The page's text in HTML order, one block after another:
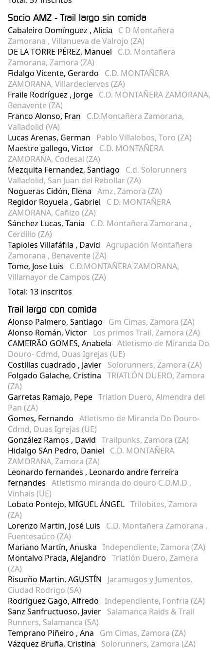
Socio AMZ - Trail largo sin comida
Cabaleiro Domínguez , Alicia C D Montañera
Zamorana , Villanueva de Valrojo (ZA)
DE LA TORRE PÉREZ, Manuel C.D. Montañera
Zamorana, Zamora (ZA)
Fidalgo Vicente, Gerardo C.D. MONTAÑERA
ZAMORANA, Villardeciervos (ZA)
Fraile Rodríguez , Jorge C.D. MONTAÑERA ZAMORANA,
Benavente (ZA)
Franco Alonso, Fran C.D.Montañera Zamorana,
Valladolid (VA)
Lucas Arenas, German Pablo Villalobos, Toro (ZA)
Maestre gallego, Victor C.D. MONTAÑERA
ZAMORANA, Codesal (ZA)
Mezquita Fernandez, Santiago C.d. Solorunners
Valladolid, San Juan del Rebollar (ZA)
Nogueras Cidón, Elena Amz, Zamora (ZA)
Regidor Royuela , Gabriel C D. MONTAÑERA
ZAMORANA, Cañizo (ZA)
Sánchez Lucas, Tania C.D. Montañera Zamorana ,
Cerdillo (ZA)
Tapioles Villafáfila , David Agrupación Montañera
Zamorana , Benavente (ZA)
Tome, Jose Luis C.D.MONTAÑERA ZAMORANA,
Villamayor de Campos (ZA)
Total: 13 inscritos
Trail largo con comida
Alonso Palmero, Santiago Gm Cimas, Zamora (ZA)
Alonso Román, Victor Los primos Trail, Zamora (ZA)
CAMEIRÃO GOMES, Anabela Atletismo de Miranda Do
Douro- Cdmd, Duas Igrejas (UE)
Costillas cuadrado , Javier Solorunners, Zamora (ZA)
Folgado Galache, Cristina TRIATLÓN DUERO, Zamora
(ZA)
Garretas Ramajo, Pepe Triatlon Duero, Almendra del
Pan (ZA)
Gomes, Fernando Atletismo de Miranda Do Douro-
Cdmd, Duas Igrejas (UE)
González Ramos , David Trailpunks, Zamora (ZA)
Hidalgo SAn Pedro, Daniel C.D. MONTAÑERA
ZAMORANA, Zamora (ZA)
Leonardo fernandes , Leonardo andre ferreira
fernandes Atletismo miranda do douro C.D.M.D ,
Vinhais (UE)
Lobato Pontejo, MIGUEL ÁNGEL Trilobites, Zamora
(ZA)
Lorenzo Martin, José Luis C.D. Montañera Zamorana ,
Fuentesaúco (ZA)
Mariano Martín, Anuska Independiente, Zamora (ZA)
Montalvo Prada, Alejandro Triatlón Duero, Zamora
(ZA)
Risueño Martin, AGUSTÍN Jaramugos y Jumentos,
Ciudad Rodrigo (SA)
Rodriguez Gago, Alfredo Independiente, Fonfria (ZA)
Sanz Sanfructuoso, Javier Salamanca Raids & Trail
Runners, Salamanca (SA)
Temprano Piñeiro , Ana Gm Cimas, Zamora (ZA)
Vázquez Bruña, Cristina Solorunners, Zamora (ZA)